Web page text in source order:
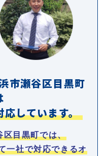
市瀬谷区目黒町
しています。
区目黒町では、
一社で対応できるオ